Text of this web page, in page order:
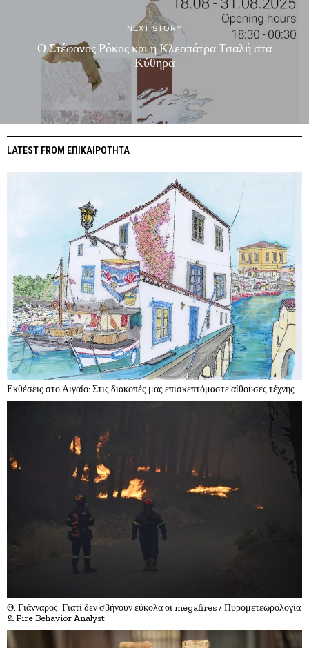
NEXT STORY
Ο Στέφανος Ρόκος και η Κλεοπάτρα Τσαλή στα
Κύθηρα
LATEST FROM ΕΠΙΚΑΙΡΟΤΗΤΑ
Εκθέσεις στο Αιγαίο: Στις διακοπές μας επισκεπτόμαστε αίθουσες τέχνης
Θ. Γιάνναρος: Γιατί δεν σβήνουν εύκολα οι megafires / Πυρομετεωρολογία
& Fire Behavior Analyst